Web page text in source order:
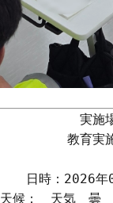
実施
教育実
日時：2026
天候：　天気　曇